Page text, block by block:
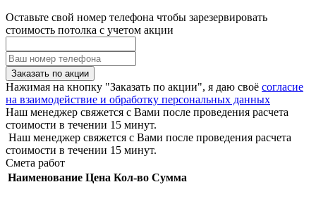
Оставьте свой номер телефона чтобы зарезервировать
стоимость потолка с учетом акции
Заказать по акции
Нажимая на кнопку "Заказать по акции", я даю своё согласие
на взаимодействие и обработку персональных данных
Наш менеджер свяжется с Вами после проведения расчета
стоимости в течении 15 минут.
Наш менеджер свяжется с Вами после проведения расчета
стоимости в течении 15 минут.
Смета работ
Наименование Цена Кол-во Сумма